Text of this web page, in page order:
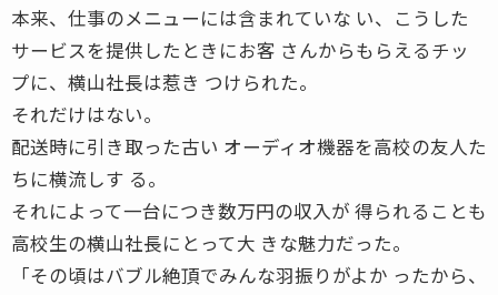
本来、仕事のメニューには含まれていな い、こうした
サービスを提供したときにお客 さんからもらえるチッ
プに、横山社長は惹き つけられた。
それだけはない。
配送時に引き取った古い オーディオ機器を高校の友人た
ちに横流しす る。
それによって一台につき数万円の収入が 得られることも
高校生の横山社長にとって大 きな魅力だった。
「その頃はバブル絶頂でみんな羽振りがよか ったから、